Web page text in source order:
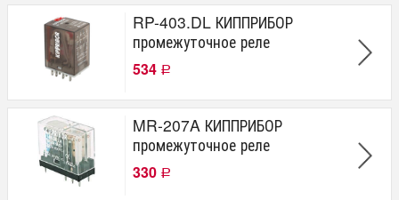
RP-403.DL КИППРИБОР
промежуточное реле
534 Р
MR-207A КИППРИБОР
промежуточное реле
330 Р